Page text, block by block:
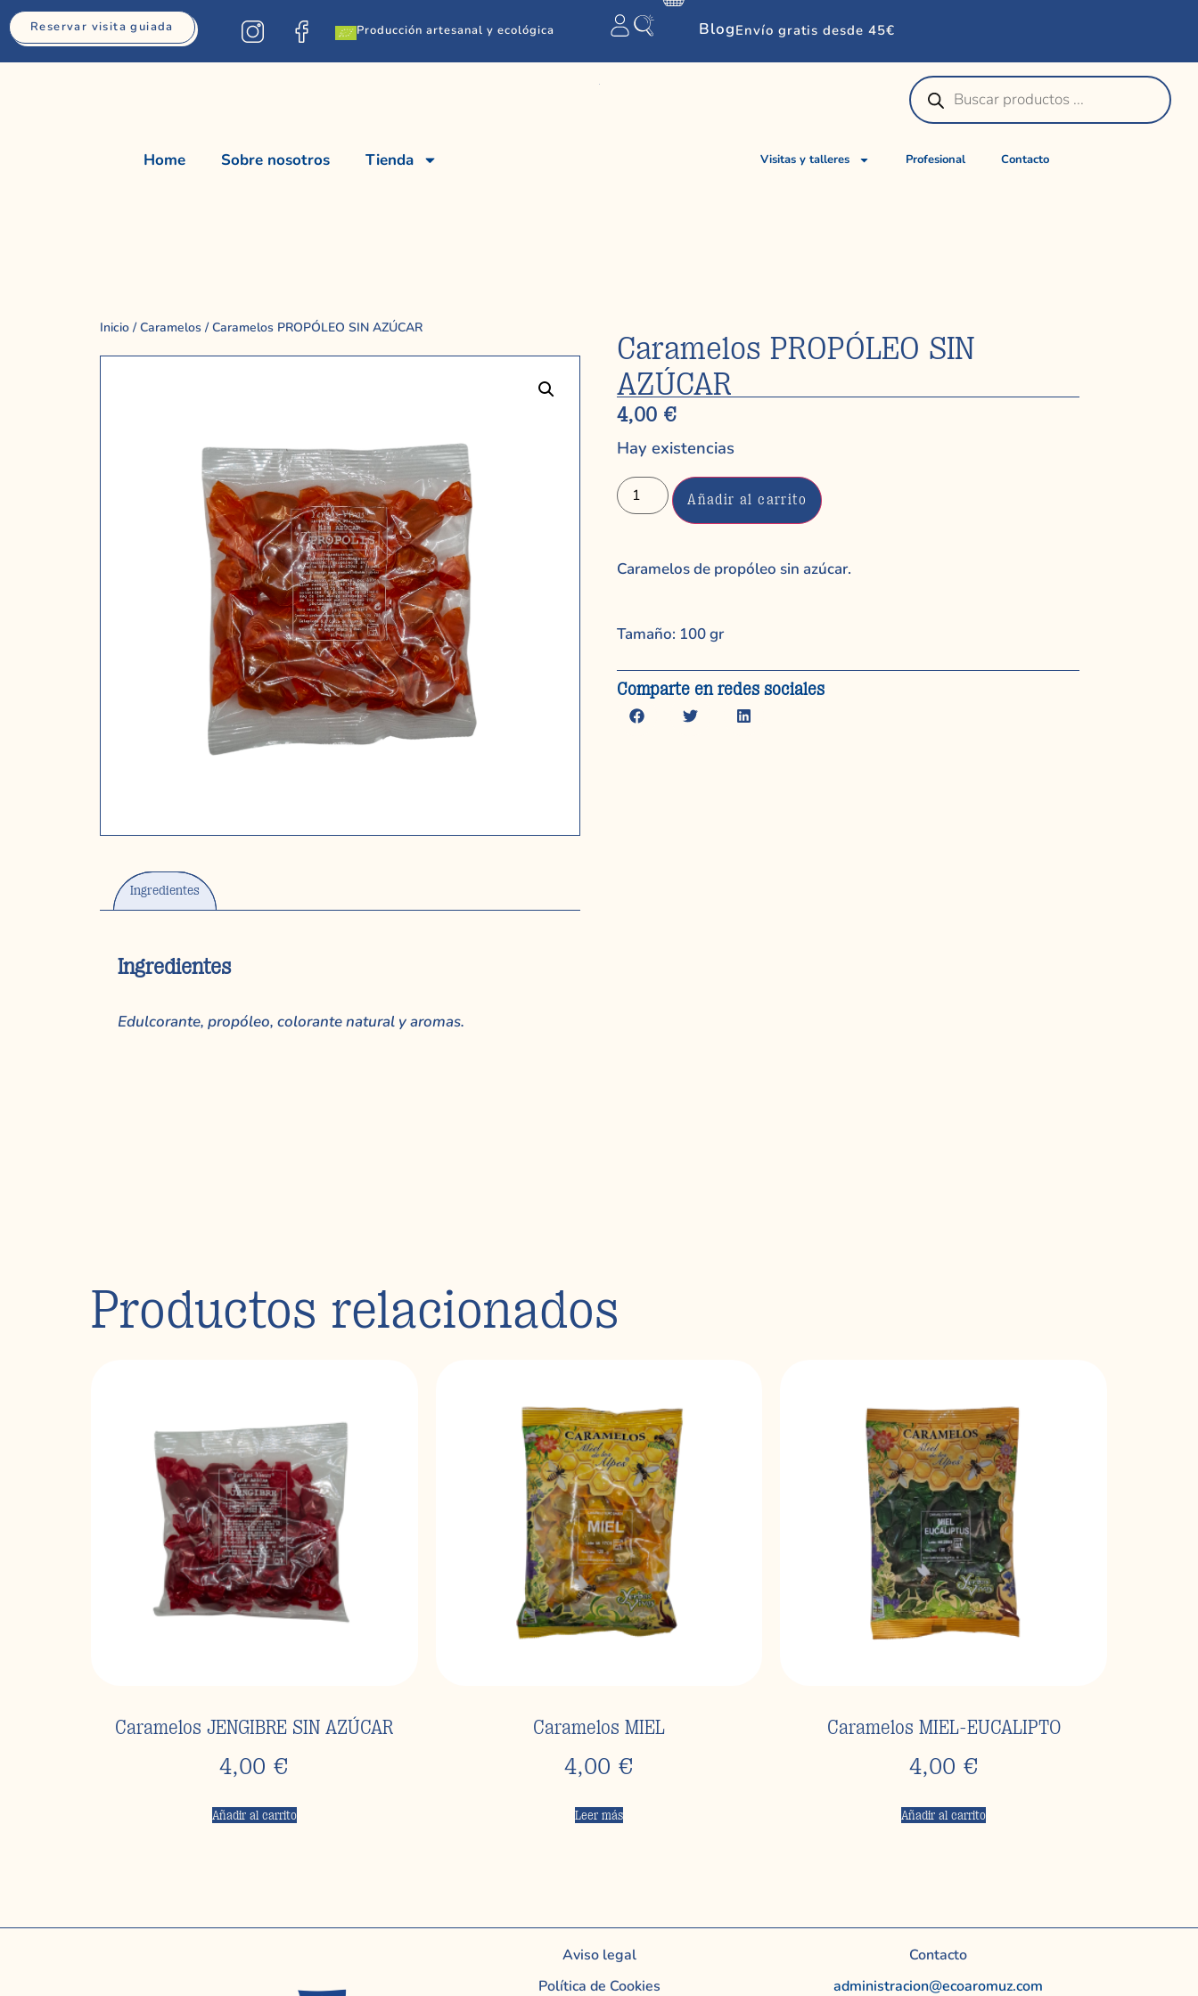
Reservar visita guiada Producción artesanal y ecológica BlogEnvío gratis desde 45€
Home Sobre nosotros Tienda Visitas y talleres Profesional Contacto
Inicio /Caramelos / Caramelos PROPÓLEO SIN AZÚCAR
Ingredientes
Ingredientes
Edulcorante, propóleo, colorante natural y aromas.
Caramelos PROPÓLEO SIN
AZÚCAR
4,00 €
Hay existencias
Añadir al carrito
Caramelos de propóleo sin azúcar.
Tamaño: 100 gr
Comparte en redes sociales
Productos relacionados
Caramelos JENGIBRE SIN AZÚCAR
4,00 €
Añadir al carrito
Caramelos MIEL
4,00 €
Leer más
Caramelos MIEL-EUCALIPTO
4,00 €
Añadir al carrito
Aviso legal
Política de Cookies
Contacto
administracion@ecoaromuz.com